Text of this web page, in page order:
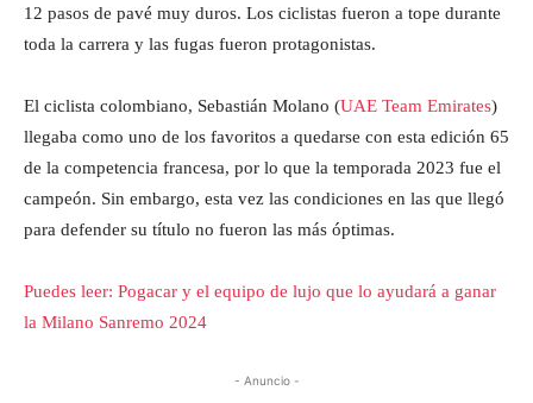
12 pasos de pavé muy duros. Los ciclistas fueron a tope durante
toda la carrera y las fugas fueron protagonistas.
El ciclista colombiano, Sebastián Molano (UAE Team Emirates)
llegaba como uno de los favoritos a quedarse con esta edición 65
de la competencia francesa, por lo que la temporada 2023 fue el
campeón. Sin embargo, esta vez las condiciones en las que llegó
para defender su título no fueron las más óptimas.
Puedes leer: Pogacar y el equipo de lujo que lo ayudará a ganar
la Milano Sanremo 2024
- Anuncio -